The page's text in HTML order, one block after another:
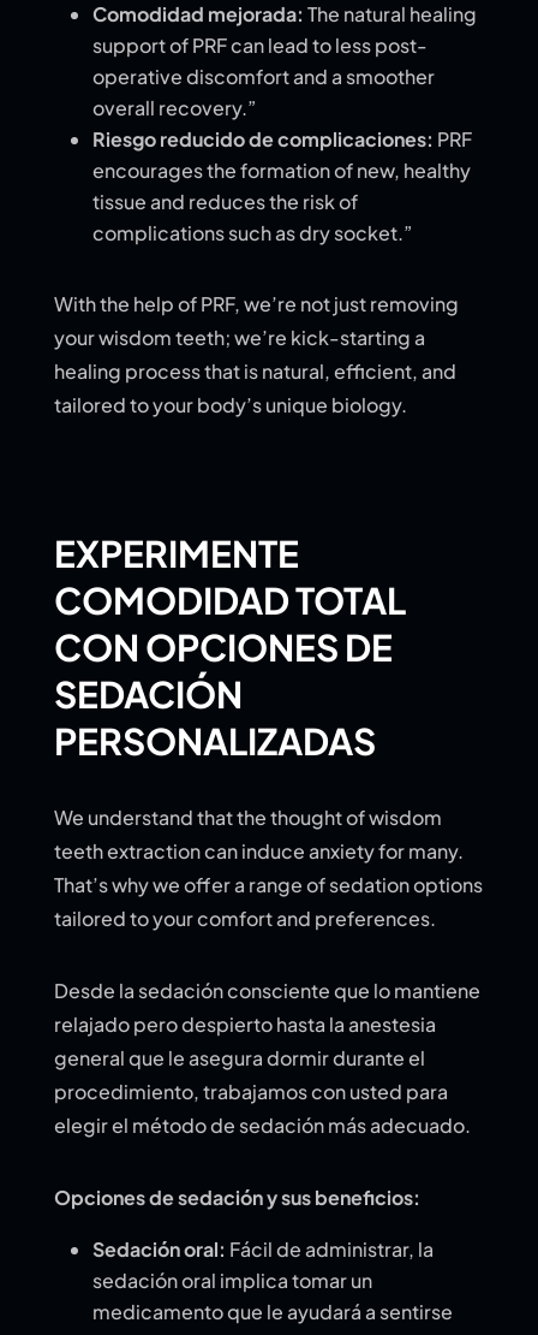
Comodidad mejorada: The natural healing
support of PRF can lead to less post-
operative discomfort and a smoother
overall recovery.”
Riesgo reducido de complicaciones: PRF
encourages the formation of new, healthy
tissue and reduces the risk of
complications such as dry socket.”
With the help of PRF, we’re not just removing
your wisdom teeth; we’re kick-starting a
healing process that is natural, efficient, and
tailored to your body’s unique biology.
EXPERIMENTE
COMODIDAD TOTAL
CON OPCIONES DE
SEDACIÓN
PERSONALIZADAS
We understand that the thought of wisdom
teeth extraction can induce anxiety for many.
That’s why we offer a range of sedation options
tailored to your comfort and preferences.
Desde la sedación consciente que lo mantiene
relajado pero despierto hasta la anestesia
general que le asegura dormir durante el
procedimiento, trabajamos con usted para
elegir el método de sedación más adecuado.
Opciones de sedación y sus beneficios:
Sedación oral: Fácil de administrar, la
sedación oral implica tomar un
medicamento que le ayudará a sentirse